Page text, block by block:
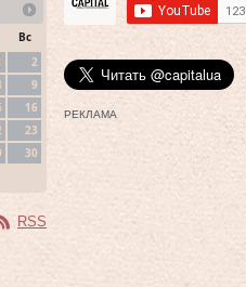
Вс
2
9
16
23
30
RSS
РЕКЛАМА